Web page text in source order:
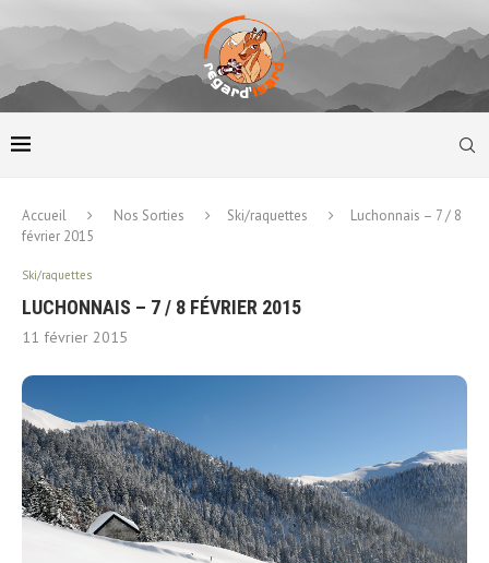
Accueil Nos Sorties Ski/raquettes
Luchonnais – 7 / 8
février 2015
Ski/raquettes
LUCHONNAIS – 7 / 8 FÉVRIER 2015
11 février 2015